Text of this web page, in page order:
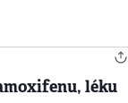
léku